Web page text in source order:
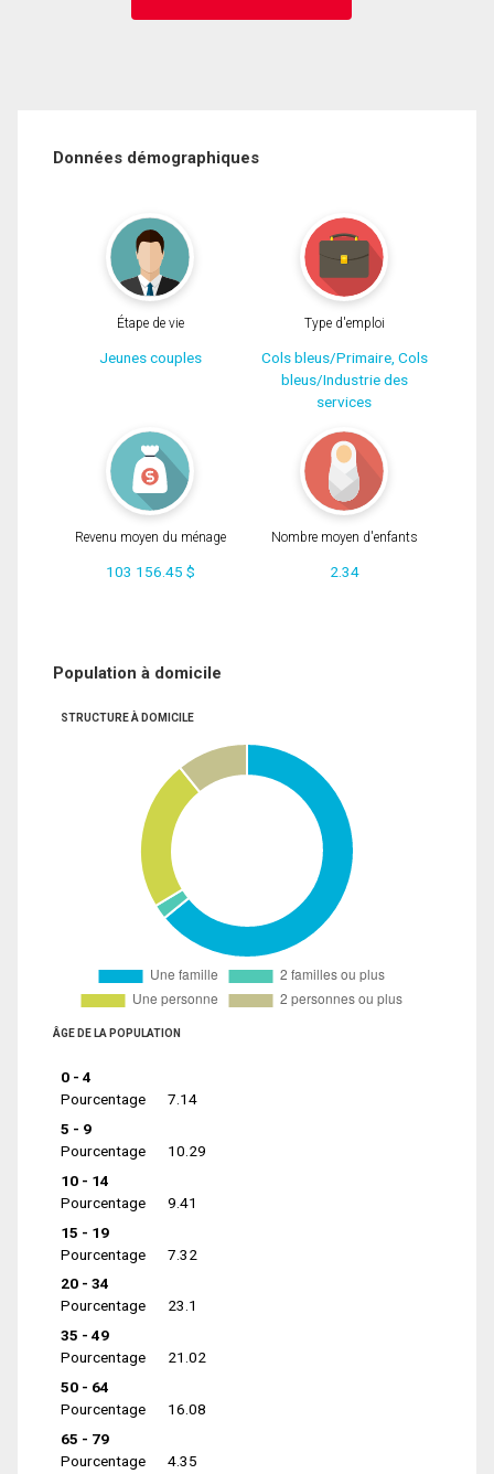
Données démographiques
Étape de vie
Jeunes couples
Type d'emploi
Cols bleus/Primaire, Cols
bleus/Industrie des
services
Revenu moyen du ménage
103 156.45 $
Nombre moyen d'enfants
2.34
Population à domicile
STRUCTURE À DOMICILE
ÂGE DE LA POPULATION
0 - 4
Pourcentage
7.14
5 - 9
Pourcentage
10.29
10 - 14
Pourcentage
9.41
15 - 19
Pourcentage
7.32
20 - 34
Pourcentage
23.1
35 - 49
Pourcentage
21.02
50 - 64
Pourcentage
16.08
65 - 79
Pourcentage
4.35